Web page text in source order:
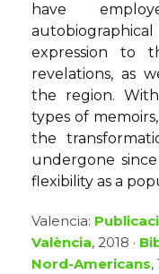
have
expression to
revelations, as
the region.
types of
the
undergone
flexibility as a
Valencia:
València, 2018 ·
Nord-Americans,